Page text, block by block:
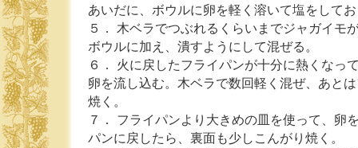
あいだに、ボウルに卵を軽く溶いて塩をして
５． 木ベラでつぶれるくらいまでジャガイモ
ボウルに加え、潰すようにして混ぜる。
６． 火に戻したフライパンが十分に熱くなっ
卵を流し込む。木ベラで数回軽く混ぜ、あと
焼く。
７． フライパンより大きめの皿を使って、卵
パンに戻したら、裏面も少しこんがり焼く。